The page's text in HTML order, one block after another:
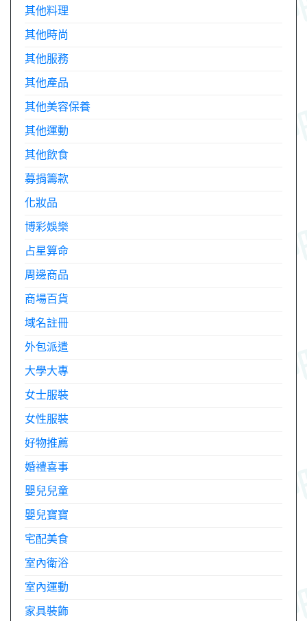
其他料理
其他時尚
其他服務
其他產品
其他美容保養
其他運動
其他飲食
募捐籌款
化妝品
博彩娛樂
占星算命
周邊商品
商場百貨
域名註冊
外包派遣
大學大專
女士服裝
女性服裝
好物推薦
婚禮喜事
嬰兒兒童
嬰兒寶寶
宅配美食
室內衛浴
室內運動
家具裝飾